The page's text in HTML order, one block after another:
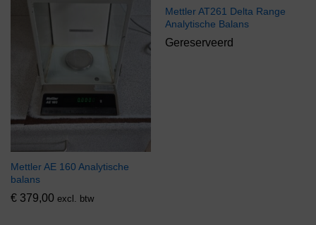
Mettler AE 160 Analytische
balans
€ 379,00 excl. btw
Mettler AT261 Delta Range
Analytische Balans
Gereserveerd